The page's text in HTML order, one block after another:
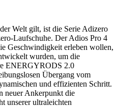
Welt gilt, ist die Serie Adizero
Laufschuhe. Der Adios Pro 4
Geschwindigkeit erleben wollen,
wurden, um die
ENERGYRODS 2.0
Übergang vom
und effizienten Schritt.
neuer Ankerpunkt die
unserer ultraleichten